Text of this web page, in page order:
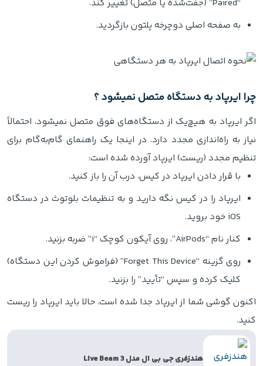
“Paired” (جفت‌شده یا متصل) تغییر کند.
به صفحه اصلی دوچرخه پلتون بازگردید.
چرا ایرپاد به دستگاه متصل نمیشود ؟
اگر ایرپاد به هیچ‌یک از دستگاه‌های فوق متصل نمیشود، احتمالاً
نیاز به راه‌اندازی مجدد دارد. در اینجا یک راهنمای گام‌به‌گام برای
تنظیم مجدد (ریست) ایرپاد آورده شده است:
با قرار دادن ایرپاد در کیس، درب آن را باز کنید.
ایرپاد را در کیس نگه دارید و به تنظیمات بلوتوث در دستگاه
iOS خود بروید.
کنار نام “AirPods”، روی آیکون کوچک “i” ضربه بزنید.
روی گزینه “Forget This Device” (فراموش کردن این دستگاه)
کلیک کرده و سپس “تأیید” را بزنید.
اکنون گوشی شما از ایرپاد جدا شده است. حالا باید ایرپاد را ریست
کنید.
هندزفری جی بی ال مدل Live Beam 3